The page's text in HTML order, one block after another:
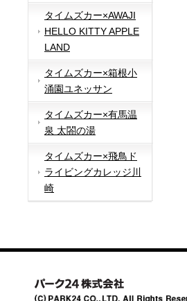
タイムズカー×AWAJI
HELLO KITTY APPLE
LAND
タイムズカー×箱根小
涌園ユネッサン
タイムズカー×有馬温
泉 太閤の湯
タイムズカー×飛鳥ド
ライビングカレッジ川
崎